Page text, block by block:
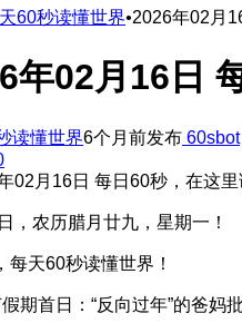
60秒读懂世界•2026年02月
年02月16日
读懂世界6个月前发布 60sbot
，农历腊月廿九，星期一！
每天60秒读懂世界！
期首日：“反向过年”的爸妈